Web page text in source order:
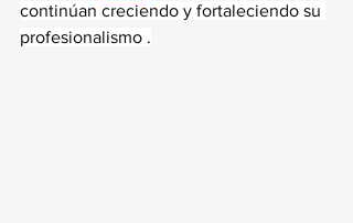
continúan creciendo y fortaleciendo su
profesionalismo .